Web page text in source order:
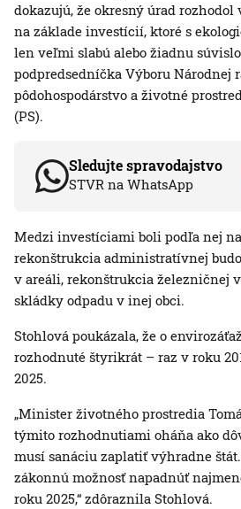
dokazujú, že okresný úrad rozhodol
na základe investícií, ktoré s
len veľmi slabú alebo žiadnu
podpredsedníčka Výboru Národnej
pôdohospodárstvo a životné
(PS).
Sledujte spravodajstvo
STVR na WhatsApp
Medzi investíciami boli podľa nej
rekonštrukcia administratívnej
v areáli, rekonštrukcia železničnej
skládky odpadu v inej obci.
Stohlová poukázala, že o
rozhodnuté štyrikrát – raz v roku
2025.
„Minister životného prostredia
týmito rozhodnutiami oháňa ako
musí sanáciu zaplatiť výhradne
zákonnú možnosť napadnúť
roku 2025,“ zdôraznila Stohlová.